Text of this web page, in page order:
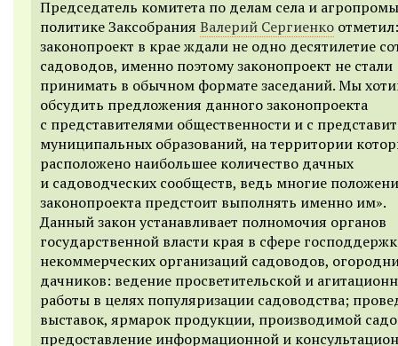
Председатель комитета по делам села и
политике Заксобрания Валерий Сергиенко
законопроект в крае ждали не одно десятилетие
садоводов, именно поэтому законопроект не стали
принимать в обычном формате заседаний. Мы
обсудить предложения данного законопроекта
с представителями общественности и с
муниципальных образований, на территории
расположено наибольшее количество дачных
и садоводческих сообществ, ведь многие
законопроекта предстоит выполнять именно им».
Данный закон устанавливает полномочия органов
государственной власти края в сфере
некоммерческих организаций садоводов,
дачников: ведение просветительской и
работы в целях популяризации садоводства;
выставок, ярмарок продукции, производимой
предоставление информационной и